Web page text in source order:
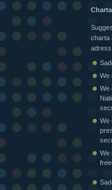
Charta
charta
We
We
We
We